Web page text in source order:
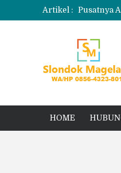
Artikel :
Pusatnya
Produksi
Jual Puyur
Jual Pasir
HOME